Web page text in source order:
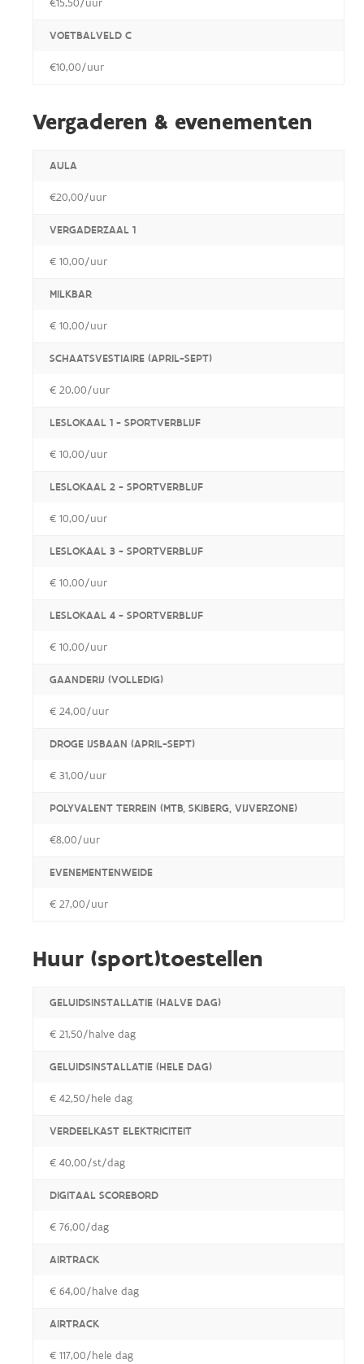
€15,50/uur
VOETBALVELD C
€10,00/uur
Vergaderen & evenementen
AULA
€20,00/uur
VERGADERZAAL 1
€ 10,00/uur
MILKBAR
€ 10,00/uur
SCHAATSVESTIAIRE (APRIL-SEPT)
€ 20,00/uur
LESLOKAAL 1 - SPORTVERBLIJF
€ 10,00/uur
LESLOKAAL 2 - SPORTVERBLIJF
€ 10,00/uur
LESLOKAAL 3 - SPORTVERBLIJF
€ 10,00/uur
LESLOKAAL 4 - SPORTVERBLIJF
€ 10,00/uur
GAANDERIJ (VOLLEDIG)
€ 24,00/uur
DROGE IJSBAAN (APRIL-SEPT)
€ 31,00/uur
POLYVALENT TERREIN (MTB, SKIBERG, VIJVERZONE)
€8,00/uur
EVENEMENTENWEIDE
€ 27,00/uur
Huur (sport)toestellen
GELUIDSINSTALLATIE (HALVE DAG)
€ 21,50/halve dag
GELUIDSINSTALLATIE (HELE DAG)
€ 42,50/hele dag
VERDEELKAST ELEKTRICITEIT
€ 40,00/st/dag
DIGITAAL SCOREBORD
€ 76,00/dag
AIRTRACK
€ 64,00/halve dag
AIRTRACK
€ 117,00/hele dag